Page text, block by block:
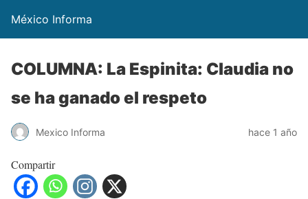
México Informa
COLUMNA: La Espinita: Claudia no
se ha ganado el respeto
Mexico Informa hace 1 año
Compartir